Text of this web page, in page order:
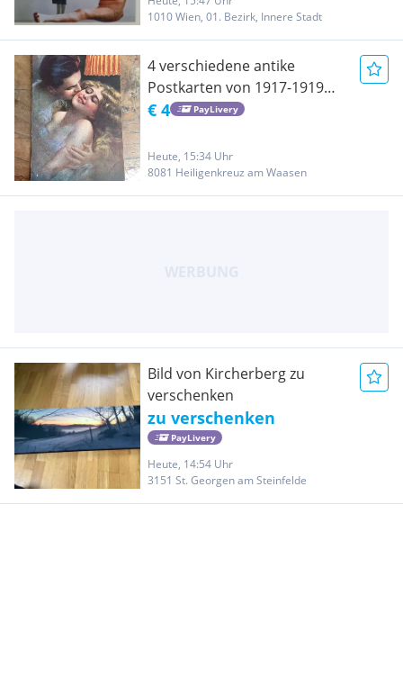
1010 Wien, 01. Bezirk, Innere Stadt
4 verschiedene antike
Postkarten von 1917-1919
"Verliebte" bzw.
€ 4 PayLivery
Heute, 15:34 Uhr
8081 Heiligenkreuz am Waasen
Bild von Kircherberg zu
verschenken
zu verschenken
PayLivery
Heute, 14:54 Uhr
3151 St. Georgen am Steinfelde